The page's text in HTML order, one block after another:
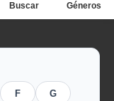
F G
Buscar Géneros